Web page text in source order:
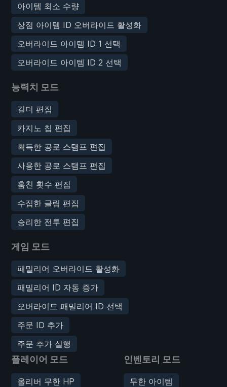
아이템 최소 수량
상점 아이템 ID 오버라이드 활성화
오버라이드 아이템 ID 1 선택
오버라이드 아이템 ID 2 선택
능력치 모드
길더 편집
카지노 칩 편집
획득한 공로 스탬프 편집
사용한 공로 스탬프 편집
훔친 횟수 편집
수집한 글림 편집
승리한 전투 편집
게임 모드
패밀리어 오버라이드 활성화
패밀리어 ID 자동 증가
오버라이드 패밀리어 ID 선택
주문 ID 추가
주문 추가 실행
플레이어 모드
올리버 무한 HP
인벤토리 모드
무한 아이템